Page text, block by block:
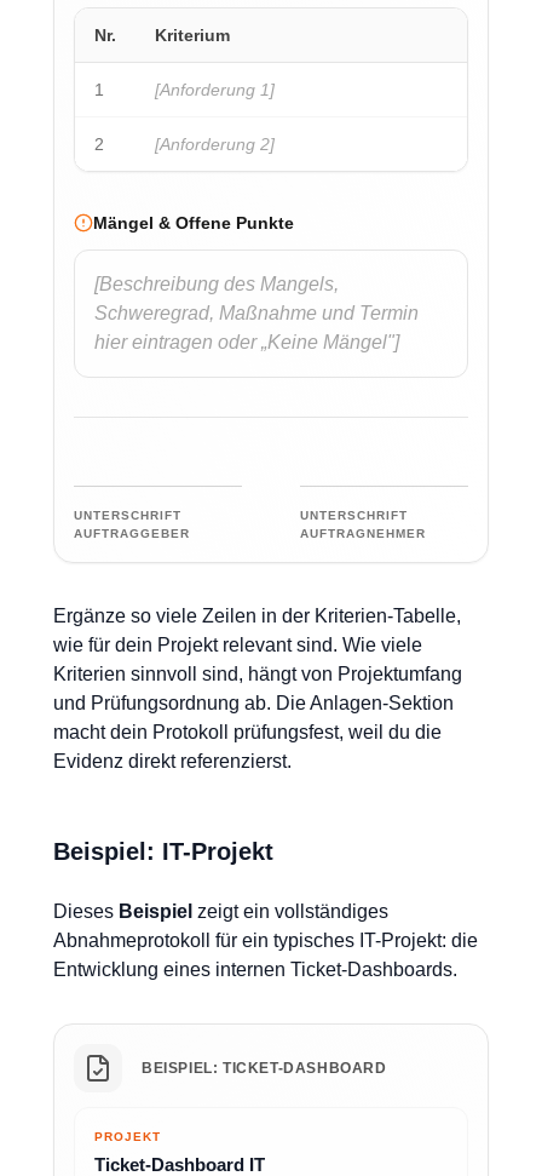
Nr. Kriterium
1 [Anforderung 1]
2 [Anforderung 2]
Mängel & Offene Punkte
[Beschreibung des Mangels,
Schweregrad, Maßnahme und Termin
hier eintragen oder „Keine Mängel"]
UNTERSCHRIFT
AUFTRAGGEBER
UNTERSCHRIFT
AUFTRAGNEHMER
Ergänze so viele Zeilen in der Kriterien-Tabelle,
wie für dein Projekt relevant sind. Wie viele
Kriterien sinnvoll sind, hängt von Projektumfang
und Prüfungsordnung ab. Die Anlagen-Sektion
macht dein Protokoll prüfungsfest, weil du die
Evidenz direkt referenzierst.
Beispiel: IT-Projekt
Dieses Beispiel zeigt ein vollständiges
Abnahmeprotokoll für ein typisches IT-Projekt: die
Entwicklung eines internen Ticket-Dashboards.
BEISPIEL: TICKET-DASHBOARD
PROJEKT
Ticket-Dashboard IT